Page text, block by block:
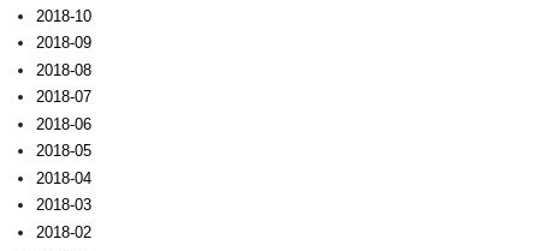
2018-10
2018-09
2018-08
2018-07
2018-06
2018-05
2018-04
2018-03
2018-02